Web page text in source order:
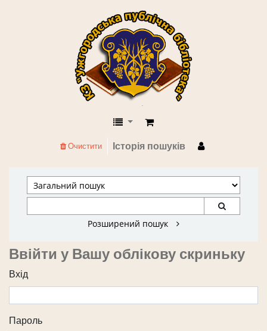
КЗ "Ужгородська публічна
Історія пошуків
Очистити
Розширений пошук
Ввійти у Вашу облікову скриньку
Вхід
Пароль